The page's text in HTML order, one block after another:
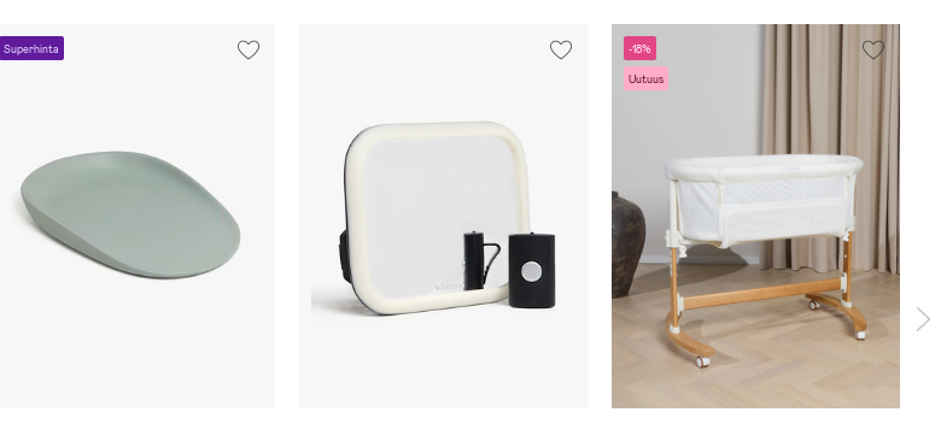
Superhinta -18%
Uutuus